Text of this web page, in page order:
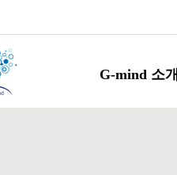
G-mind 소개